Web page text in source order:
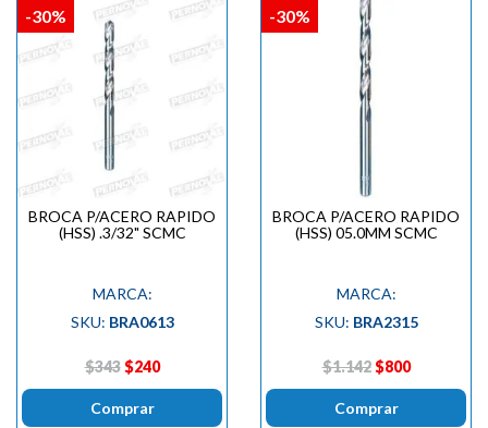
BROCA P/ACERO RAPIDO
(HSS) .3/32" SCMC
MARCA:
SKU: BRA0613
$343 $240
Comprar
-30%
BROCA P/ACERO RAPIDO
(HSS) 05.0MM SCMC
MARCA:
SKU: BRA2315
$1.142 $800
Comprar
-30%